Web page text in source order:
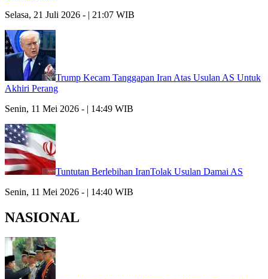
Selasa, 21 Juli 2026 - | 21:07 WIB
Trump Kecam Tanggapan Iran Atas Usulan AS Untuk
Akhiri Perang
Senin, 11 Mei 2026 - | 14:49 WIB
Tuntutan Berlebihan IranTolak Usulan Damai AS
Senin, 11 Mei 2026 - | 14:40 WIB
NASIONAL